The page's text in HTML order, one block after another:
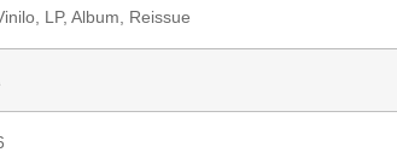
, LP, Album, Reissue